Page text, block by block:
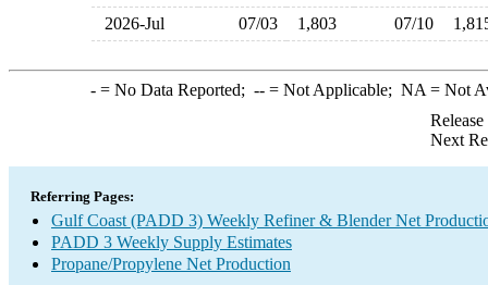
2026-Jul
07/03 1,803 07/10
-= No Data Reported; --= Not Applicable; NA = Not
Next
Referring Pages:
Gulf Coast (PADD 3) Weekly Refiner & Blender Net
PADD 3 Weekly Supply Estimates
Propane/Propylene Net Production